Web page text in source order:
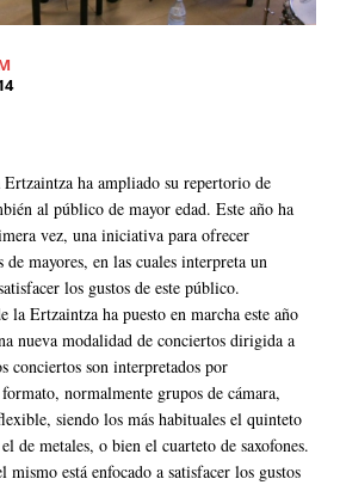
ha ampliado su repertorio de
al público de mayor edad. Este año ha
vez, una iniciativa para ofrecer
de mayores, en las cuales interpreta un
los gustos de este público.
la Ertzaintza ha puesto en marcha este año
nueva modalidad de conciertos dirigida a
conciertos son interpretados por
normalmente grupos de cámara,
siendo los más habituales el quinteto
de metales, o bien el cuarteto de saxofones.
está enfocado a satisfacer los gustos